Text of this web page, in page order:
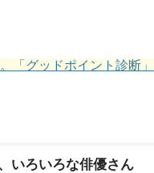
「グッドポイント診断」
いろいろな俳優さん